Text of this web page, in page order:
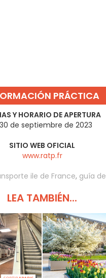
PRÁCTICA
Y HORARIO DE APERTURA
de septiembre de 2023
SITIO WEB OFICIAL
www.ratp.fr
ile de France, guía
LEA TAMBIÉN...